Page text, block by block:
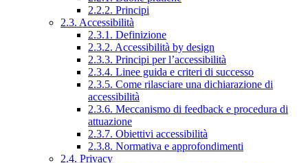
2.2.2. Principi
2.3. Accessibilità
2.3.1. Definizione
2.3.2. Accessibilità by design
2.3.3. Principi per l’accessibilità
2.3.4. Linee guida e criteri di successo
2.3.5. Come rilasciare una dichiarazione di
accessibilità
2.3.6. Meccanismo di feedback e procedura di
attuazione
2.3.7. Obiettivi accessibilità
2.3.8. Normativa e approfondimenti
2.4. Privacy